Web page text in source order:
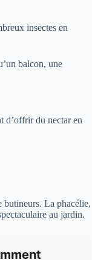
insectes en
balcon, une
d’offrir du nectar en
butineurs. La phacélie,
au jardin.